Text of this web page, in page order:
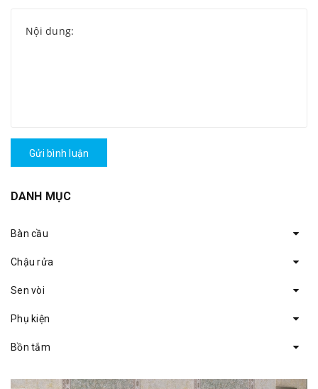
Gửi bình luận
DANH MỤC
Bàn cầu
Chậu rửa
Sen vòi
Phụ kiện
Bồn tắm